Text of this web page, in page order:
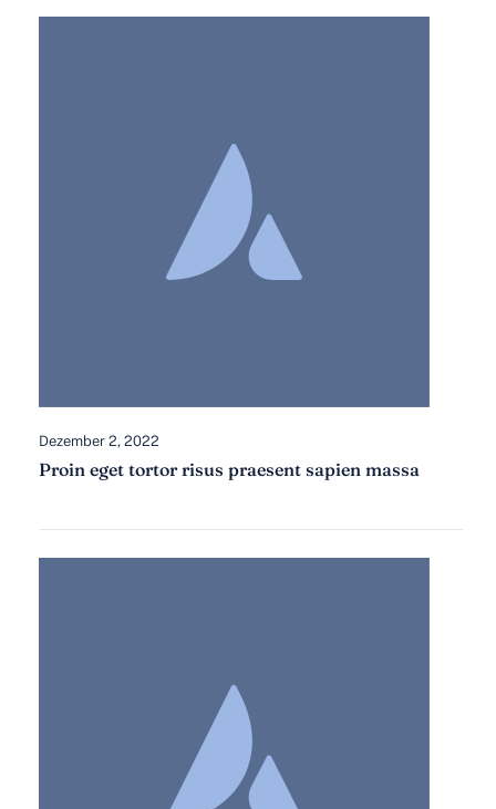
Dezember 2, 2022
Proin eget tortor risus praesent sapien massa